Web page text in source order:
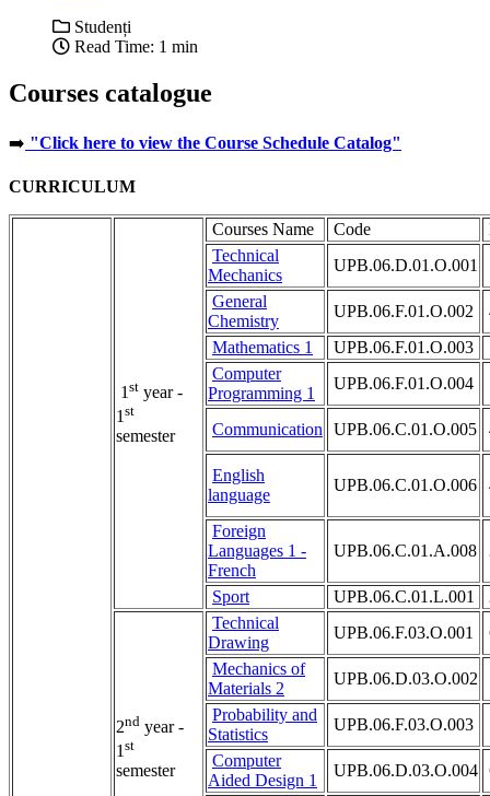
Studenți
Read Time: 1 min
Courses catalogue
➡️ "Click here to view the Course Schedule Catalog"
CURRICULUM
1 st year -
1st
semester
Courses Name Code
Technical
Mechanics
UPB.06.D.01.O.001
General
Chemistry
UPB.06.F.01.O.002
Mathematics 1
UPB.06.F.01.O.003
Computer
Programming 1
UPB.06.F.01.O.004
Communication UPB.06.C.01.O.005
English
language
UPB.06.C.01.O.006
Foreign
Languages 1 -
French
UPB.06.C.01.A.008
Sport UPB.06.C.01.L.001
2nd year -
1st
semester
Technical
Drawing
UPB.06.F.03.O.001
Mechanics of
Materials 2
UPB.06.D.03.O.002
Probability and
Statistics
UPB.06.F.03.O.003
Computer
Aided Design 1
UPB.06.D.03.O.004